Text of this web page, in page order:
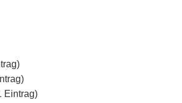
Eintrag)